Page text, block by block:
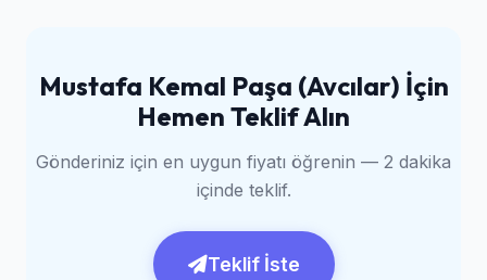
Mustafa Kemal Paşa (Avcılar) İçin
Hemen Teklif Alın
Gönderiniz için en uygun fiyatı öğrenin — 2 dakika
içinde teklif.
Teklif İste